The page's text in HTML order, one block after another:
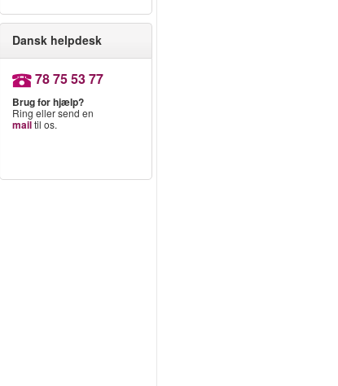
Dansk helpdesk
78 75 53 77
Brug for hjælp?
Ring eller send en
mailtil os.